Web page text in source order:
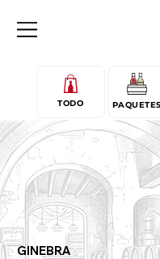
TODO PAQUETES
GINEBRA